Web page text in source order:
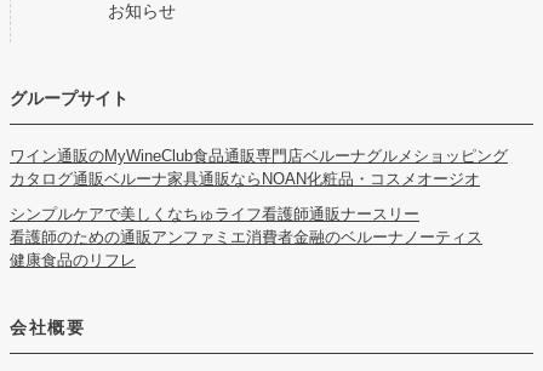
お知らせ
グループサイト
ワイン通販のMyWineClub食品通販専門店ベルーナグルメショッピング
カタログ通販ベルーナ家具通販ならNOAN化粧品・コスメオージオ
シンプルケアで美しくなちゅライフ看護師通販ナースリー
看護師のための通販アンファミエ消費者金融のベルーナノーティス
健康食品のリフレ
会社概要